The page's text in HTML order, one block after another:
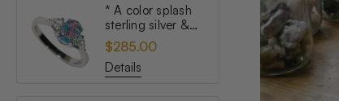
* A color splash
sterling silver &
topaz australian
opal ring
$285.00
Details